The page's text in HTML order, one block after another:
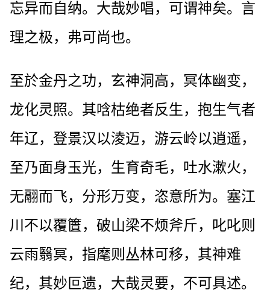
忘异而自纳。大哉妙唱，可谓神矣。言
理之极，弗可尚也。
至於金丹之功，玄神洞高，冥体幽变，
龙化灵照。其唅枯绝者反生，抱生气者
年辽，登景汉以淩迈，游云岭以逍遥，
至乃面身玉光，生育奇毛，吐水漱火，
无翮而飞，分形万变，恣意所为。塞江
川不以覆籄，破山梁不烦斧斤，叱叱则
云雨翳冥，指麾则丛林可移，其神难
纪，其妙叵遗，大哉灵要，不可具述。